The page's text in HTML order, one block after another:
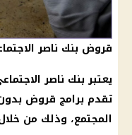
قروض بنك ناصر
يعتبر بنك ناصر
تقدم برامج قروض
المجتمع، وذلك من خلال 3 برامج